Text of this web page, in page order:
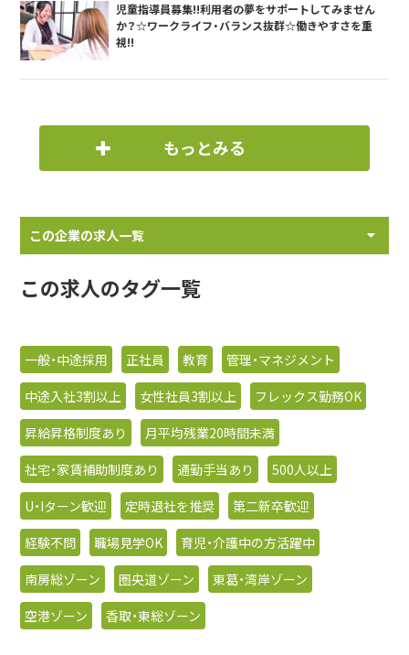
児童指導員募集!!利用者の夢をサポートしてみません
か？☆ワークライフ・バランス抜群☆働きやすさを重
視!!
もっとみる
この企業の求人一覧
この求人のタグ一覧
一般・中途採用 正社員 教育
管理・マネジメント
中途入社3割以上
女性社員3割以上
フレックス勤務OK
昇給昇格制度あり
月平均残業20時間未満
社宅・家賃補助制度あり
通勤手当あり
500人以上
U・Iターン歓迎
定時退社を推奨
第二新卒歓迎
経験不問
職場見学OK
育児・介護中の方活躍中
南房総ゾーン
圏央道ゾーン
東葛・湾岸ゾーン
空港ゾーン
香取・東総ゾーン